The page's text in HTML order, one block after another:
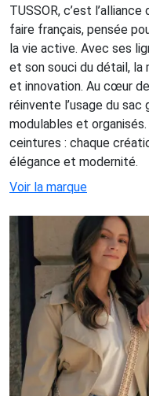
TUSSOR, c’est
faire français, pensée
la vie active. Avec ses
et son souci du détail, la
et innovation. Au cœur
réinvente l’usage du
modulables et
ceintures : chaque
élégance et modernité.
Voir la marque